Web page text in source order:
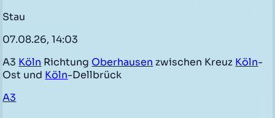
Stau
07.08.26, 14:03
A3 Köln Richtung Oberhausen zwischen Kreuz Köln-
Ost und Köln-Dellbrück
A3